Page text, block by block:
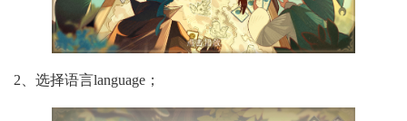
2、选择语言language；